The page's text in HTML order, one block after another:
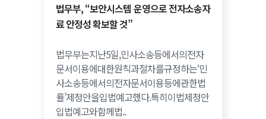
법무부, “보안시스템 운영으로 전자소송자
료 안정성 확보할 것”
법무부는지난5일,민사소송등에서의전자
문서이용에대한원칙과절차를규정하는‘민
사소송등에서의전자문서이용등에관한법
률’제정안을입법예고했다.특히이법제정안
입법예고와함께법..